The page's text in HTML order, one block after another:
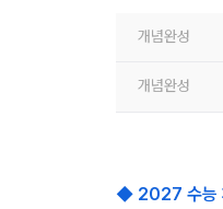
개념완성
개념완성
◆ 2027 수능